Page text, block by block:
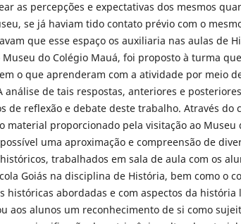
as percepções e expectativas dos mesmos
se já haviam tido contato prévio com o
que esse espaço os auxiliaria nas aulas de
Museu do Colégio Mauá, foi proposto à turma que
o que aprenderam com a atividade por meio
análise de tais respostas, anteriores e
de reflexão e debate deste trabalho. Através do
material proporcionado pela visitação ao Museu
uma aproximação e compreensão de
trabalhados em sala de aula com os
Goiás na disciplina de História, bem como o
históricas abordadas e com aspectos da história
aos alunos um reconhecimento de si como